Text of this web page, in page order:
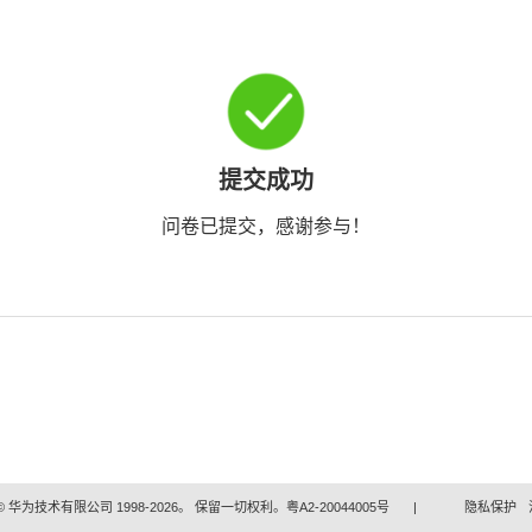
提交成功
问卷已提交，感谢参与！
华为技术有限公司 1998-2026。 保留一切权利。粤A2-20044005号 | 隐私保护